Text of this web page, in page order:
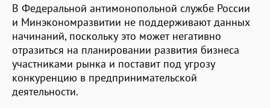
В Федеральной антимонопольной службе России
и Минэкономразвитии не поддерживают данных
начинаний, поскольку это может негативно
отразиться на планировании развития бизнеса
участниками рынка и поставит под угрозу
конкуренцию в предпринимательской
деятельности.